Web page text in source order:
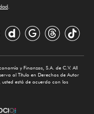
.
y Finanzas, S.A. de C.V. All
al Título en Derechos de Autor
está de acuerdo con los